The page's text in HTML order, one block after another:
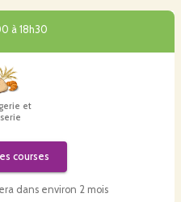
à 18h30
et
courses
dans environ 2 mois